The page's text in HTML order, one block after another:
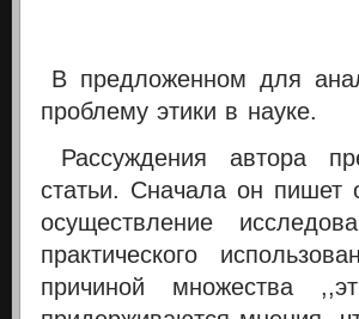
В предложенном для
проблему этики в науке.
Рассуждения автора
статьи. Сначала он пишет
осуществление
практического
причиной множества